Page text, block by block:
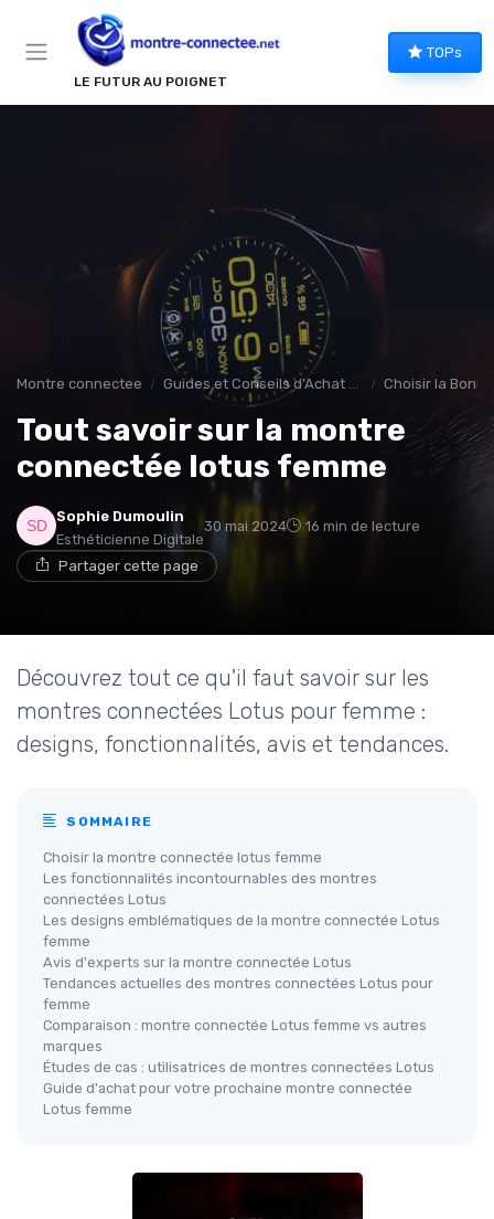
LE FUTUR AU POIGNET
TOPs
Montre connectee Guides et Conseils d'Achat montee connectée Choisir la
Tout savoir sur la montre
connectée lotus femme
Sophie Dumoulin
Esthéticienne Digitale
30 mai 2024 16 min de lecture
Partager cette page
Découvrez tout ce qu'il faut savoir sur les
montres connectées Lotus pour femme :
designs, fonctionnalités, avis et tendances.
SOMMAIRE
Choisir la montre connectée lotus femme
Les fonctionnalités incontournables des montres
connectées Lotus
Les designs emblématiques de la montre connectée Lotus
femme
Avis d'experts sur la montre connectée Lotus
Tendances actuelles des montres connectées Lotus pour
femme
Comparaison : montre connectée Lotus femme vs autres
marques
Études de cas : utilisatrices de montres connectées Lotus
Guide d'achat pour votre prochaine montre connectée
Lotus femme
Panneau de gestion des cookies